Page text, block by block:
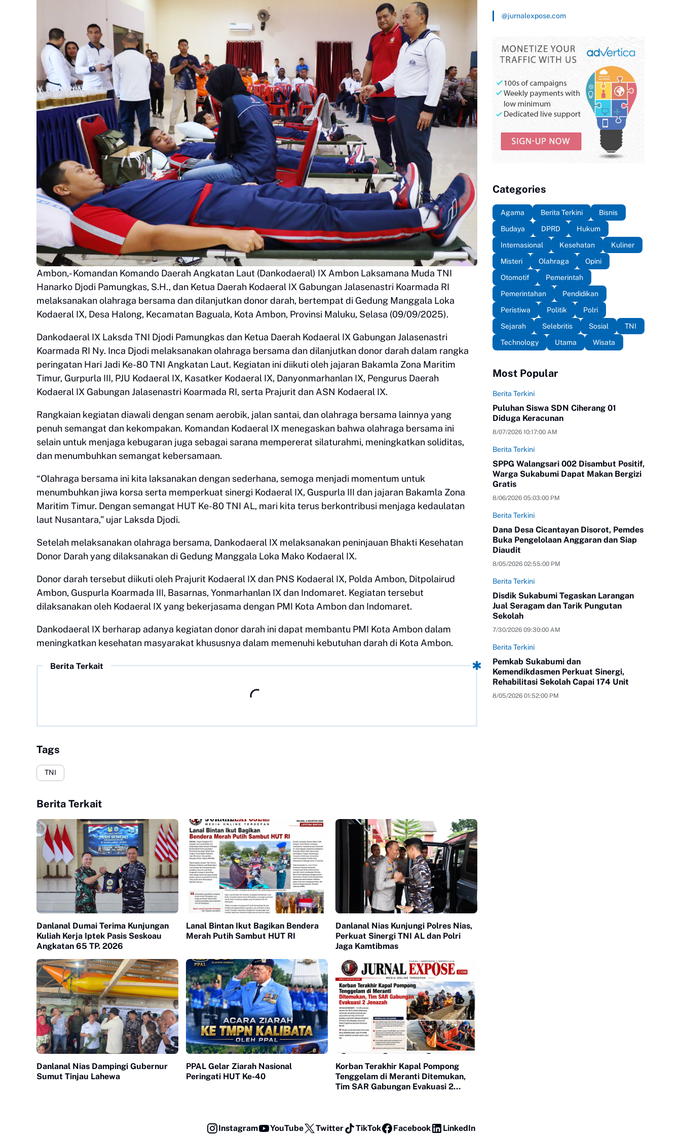
Ambon,- Komandan Komando Daerah Angkatan Laut (Dankodaeral) IX Ambon Laksamana Muda TNI
Hanarko Djodi Pamungkas, S.H., dan Ketua Daerah Kodaeral IX Gabungan Jalasenastri Koarmada RI
melaksanakan olahraga bersama dan dilanjutkan donor darah, bertempat di Gedung Manggala Loka
Kodaeral IX, Desa Halong, Kecamatan Baguala, Kota Ambon, Provinsi Maluku, Selasa (09/09/2025).
Dankodaeral IX Laksda TNI Djodi Pamungkas dan Ketua Daerah Kodaeral IX Gabungan Jalasenastri
Koarmada RI Ny. Inca Djodi melaksanakan olahraga bersama dan dilanjutkan donor darah dalam rangka
peringatan Hari Jadi Ke-80 TNI Angkatan Laut. Kegiatan ini diikuti oleh jajaran Bakamla Zona Maritim
Timur, Gurpurla III, PJU Kodaeral IX, Kasatker Kodaeral IX, Danyonmarhanlan IX, Pengurus Daerah
Kodaeral IX Gabungan Jalasenastri Koarmada RI, serta Prajurit dan ASN Kodaeral IX.
Rangkaian kegiatan diawali dengan senam aerobik, jalan santai, dan olahraga bersama lainnya yang
penuh semangat dan kekompakan. Komandan Kodaeral IX menegaskan bahwa olahraga bersama ini
selain untuk menjaga kebugaran juga sebagai sarana mempererat silaturahmi, meningkatkan soliditas,
dan menumbuhkan semangat kebersamaan.
“Olahraga bersama ini kita laksanakan dengan sederhana, semoga menjadi momentum untuk
menumbuhkan jiwa korsa serta memperkuat sinergi Kodaeral IX, Guspurla III dan jajaran Bakamla Zona
Maritim Timur. Dengan semangat HUT Ke-80 TNI AL, mari kita terus berkontribusi menjaga kedaulatan
laut Nusantara,” ujar Laksda Djodi.
Setelah melaksanakan olahraga bersama, Dankodaeral IX melaksanakan peninjauan Bhakti Kesehatan
Donor Darah yang dilaksanakan di Gedung Manggala Loka Mako Kodaeral IX.
Donor darah tersebut diikuti oleh Prajurit Kodaeral IX dan PNS Kodaeral IX, Polda Ambon, Ditpolairud
Ambon, Guspurla Koarmada III, Basarnas, Yonmarhanlan IX dan Indomaret. Kegiatan tersebut
dilaksanakan oleh Kodaeral IX yang bekerjasama dengan PMI Kota Ambon dan Indomaret.
Dankodaeral IX berharap adanya kegiatan donor darah ini dapat membantu PMI Kota Ambon dalam
meningkatkan kesehatan masyarakat khususnya dalam memenuhi kebutuhan darah di Kota Ambon.
Berita Terkait
Tags
TNI
Berita Terkait
Danlanal Dumai Terima Kunjungan
Kuliah Kerja Iptek Pasis Seskoau
Angkatan 65 TP. 2026
Lanal Bintan Ikut Bagikan Bendera
Merah Putih Sambut HUT RI
Danlanal Nias Kunjungi Polres Nias,
Perkuat Sinergi TNI AL dan Polri
Jaga Kamtibmas
Danlanal Nias Dampingi Gubernur
Sumut Tinjau Lahewa
PPAL Gelar Ziarah Nasional
Peringati HUT Ke-40
Korban Terakhir Kapal Pompong
Tenggelam di Meranti Ditemukan,
Tim SAR Gabungan Evakuasi 2
@jurnalexpose.com
Categories
Agama Berita Terkini
Bisnis
Budaya
DPRD
Hukum
Internasional
Kesehatan
Kuliner
Misteri
Olahraga
Opini
Otomotif
Pemerintah
Pemerintahan
Pendidikan
Peristiwa
Politik
Polri
Sejarah
Selebritis Sosial
TNI
Technology
Utama Wisata
Most Popular
Berita Terkini
Puluhan Siswa SDN Ciherang 01
Diduga Keracunan
8/07/2026 10:17:00 AM
Berita Terkini
SPPG Walangsari 002 Disambut Positif,
Warga Sukabumi Dapat Makan Bergizi
Gratis
8/06/2026 05:03:00 PM
Berita Terkini
Dana Desa Cicantayan Disorot, Pemdes
Buka Pengelolaan Anggaran dan Siap
Diaudit
8/05/2026 02:55:00 PM
Berita Terkini
Disdik Sukabumi Tegaskan Larangan
Jual Seragam dan Tarik Pungutan
Sekolah
7/30/2026 09:30:00 AM
Berita Terkini
Pemkab Sukabumi dan
Kemendikdasmen Perkuat Sinergi,
Rehabilitasi Sekolah Capai 174 Unit
8/05/2026 01:52:00 PM
Instagram YouTube Twitter TikTok Facebook LinkedIn